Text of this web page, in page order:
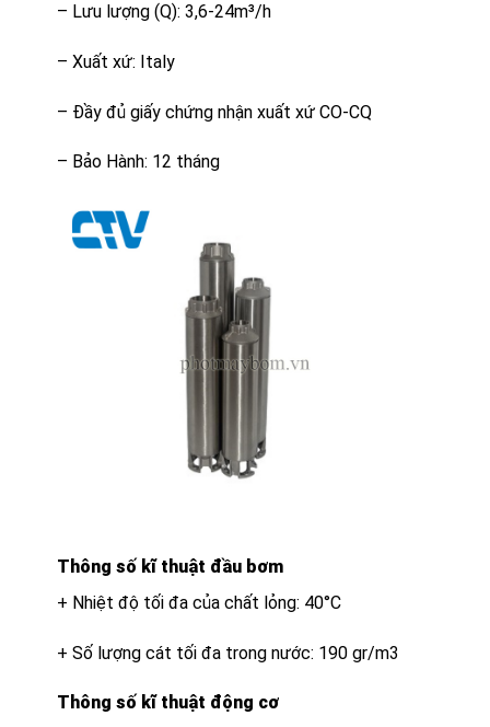
– Lưu lượng (Q): 3,6-24m³/h
– Xuất xứ: Italy
– Đầy đủ giấy chứng nhận xuất xứ CO-CQ
– Bảo Hành: 12 tháng
Thông số kĩ thuật đầu bơm
+ Nhiệt độ tối đa của chất lỏng: 40°C
+ Số lượng cát tối đa trong nước: 190 gr/m3
Thông số kĩ thuật động cơ